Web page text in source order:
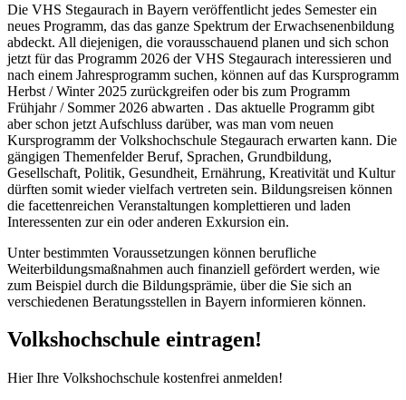
Die VHS Stegaurach in Bayern veröffentlicht jedes Semester ein
neues Programm, das das ganze Spektrum der Erwachsenenbildung
abdeckt. All diejenigen, die vorausschauend planen und sich schon
jetzt für das Programm 2026 der VHS Stegaurach interessieren und
nach einem Jahresprogramm suchen, können auf das Kursprogramm
Herbst / Winter 2025 zurückgreifen oder bis zum Programm
Frühjahr / Sommer 2026 abwarten . Das aktuelle Programm gibt
aber schon jetzt Aufschluss darüber, was man vom neuen
Kursprogramm der Volkshochschule Stegaurach erwarten kann. Die
gängigen Themenfelder Beruf, Sprachen, Grundbildung,
Gesellschaft, Politik, Gesundheit, Ernährung, Kreativität und Kultur
dürften somit wieder vielfach vertreten sein. Bildungsreisen können
die facettenreichen Veranstaltungen komplettieren und laden
Interessenten zur ein oder anderen Exkursion ein.
Unter bestimmten Voraussetzungen können berufliche
Weiterbildungsmaßnahmen auch finanziell gefördert werden, wie
zum Beispiel durch die Bildungsprämie, über die Sie sich an
verschiedenen Beratungsstellen in Bayern informieren können.
Volkshochschule eintragen!
Hier Ihre Volkshochschule kostenfrei anmelden!